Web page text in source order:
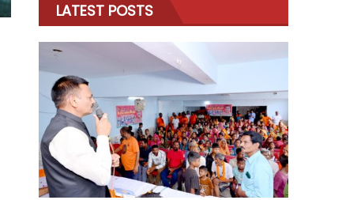
LATEST POSTS